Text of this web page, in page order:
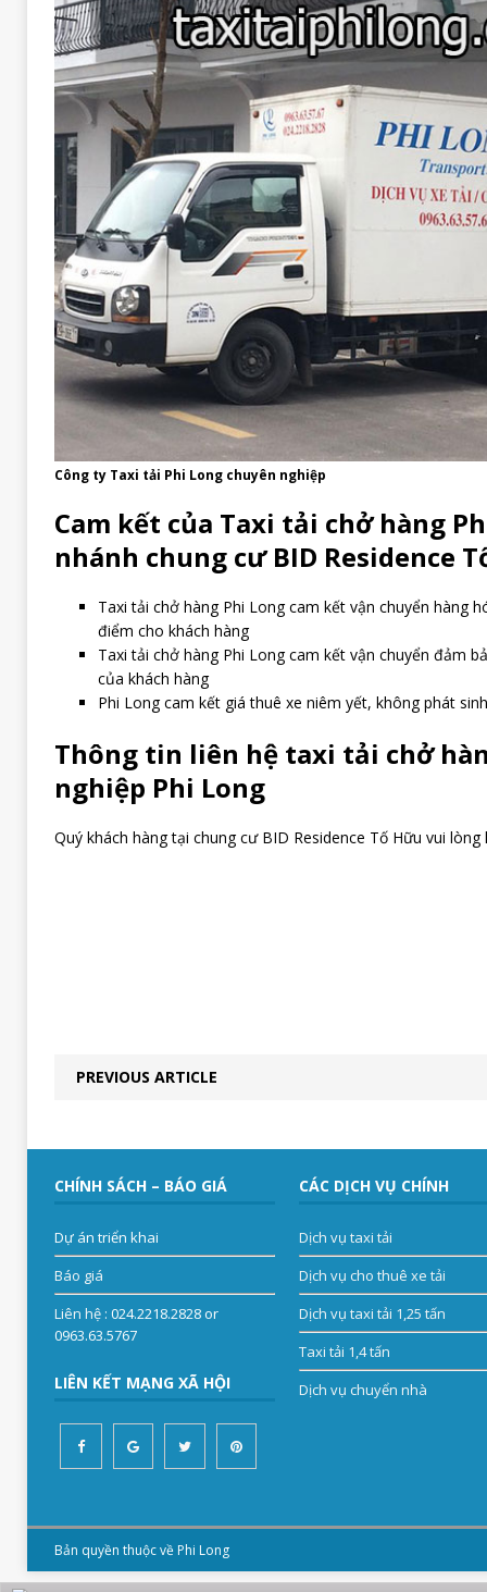
Công ty Taxi tải Phi Long chuyên nghiệp
Cam kết của Taxi tải chở hàng
nhánh chung cư BID Residence
Taxi tải chở hàng Phi Long cam kết vận chuyển hàng
điểm cho khách hàng
Taxi tải chở hàng Phi Long cam kết vận chuyển đảm
của khách hàng
Phi Long cam kết giá thuê xe niêm yết, không phát
Thông tin liên hệ taxi tải chở
nghiệp Phi Long
Quý khách hàng tại chung cư BID Residence Tố Hữu vui lòng
PREVIOUS ARTICLE
CHÍNH SÁCH – BÁO GIÁ
Dự án triển khai
Báo giá
Liên hệ: 024.2218.2828 or
0963.63.5767
LIÊN KẾT MẠNG XÃ HỘI
CÁC DỊCH VỤ CHÍNH
Dịch vụ taxi tải
Dịch vụ cho thuê xe tải
Dịch vụ taxi tải 1,25 tấn
Taxi tải 1,4 tấn
Dịch vụ chuyển nhà
Bản quyền thuộc về Phi Long